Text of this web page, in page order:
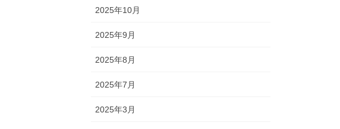
2025年10月
2025年9月
2025年8月
2025年7月
2025年3月